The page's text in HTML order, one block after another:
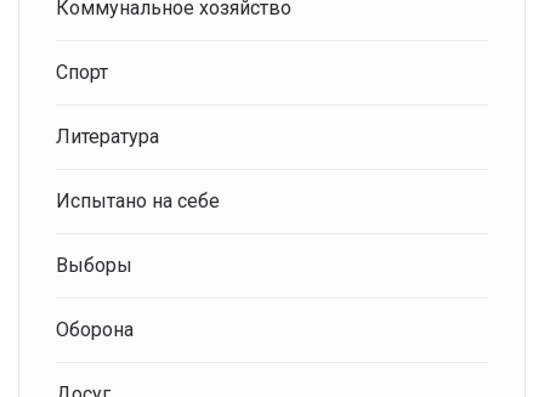
Коммунальное хозяйство
Спорт
Литература
Испытано на себе
Выборы
Оборона